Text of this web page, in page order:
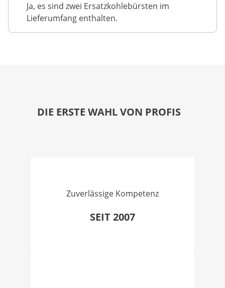
Ja, es sind zwei Ersatzkohlebürsten im
Lieferumfang enthalten.
DIE ERSTE WAHL VON PROFIS
Zuverlässige Kompetenz
SEIT 2007